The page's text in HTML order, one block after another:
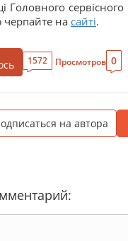
Головного
на сайті.
1572 Просмотров 0
на автора